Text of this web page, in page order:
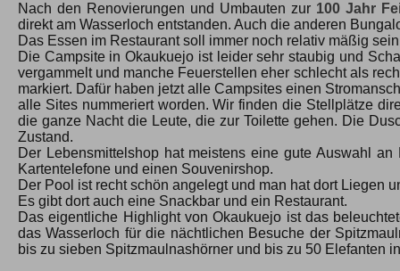
Nach den Renovierungen und Umbauten zur 100 Jahr
direkt am Wasserloch entstanden. Auch die anderen
Das Essen im Restaurant soll immer noch relativ mäßig
Die Campsite in Okaukuejo ist leider sehr staubig und
vergammelt und manche Feuerstellen eher schlecht als
markiert. Dafür haben jetzt alle Campsites einen
alle Sites nummeriert worden. Wir finden die Stellplätze
die ganze Nacht die Leute, die zur Toilette gehen. Die
Zustand.
Der Lebensmittelshop hat meistens eine gute Auswahl
Kartentelefone und einen Souvenirshop.
Der Pool ist recht schön angelegt und man hat dort Liegen
Es gibt dort auch eine Snackbar und ein Restaurant.
Das eigentliche Highlight von Okaukuejo ist das
das Wasserloch für die nächtlichen Besuche der
bis zu sieben Spitzmaulnashörner und bis zu 50 Elefanten